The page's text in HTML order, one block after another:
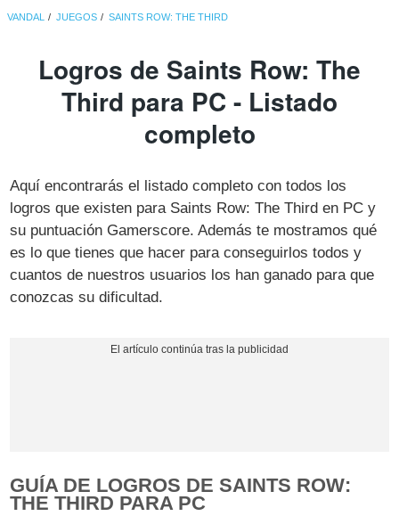
VANDAL JUEGOS SAINTS ROW: THE THIRD
Logros de Saints Row: The
Third para PC - Listado
completo
Aquí encontrarás el listado completo con todos los
logros que existen para Saints Row: The Third en PC y
su puntuación Gamerscore. Además te mostramos qué
es lo que tienes que hacer para conseguirlos todos y
cuantos de nuestros usuarios los han ganado para que
conozcas su dificultad.
GUÍA DE LOGROS DE SAINTS ROW:
THE THIRD PARA PC